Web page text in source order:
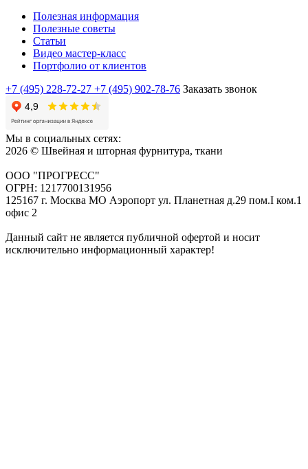
Полезная информация
Полезные советы
Статьи
Видео мастер-класс
Портфолио от клиентов
+7 (495) 228-72-27 +7 (495) 902-78-76 Заказать звонок
Мы в социальных сетях:
2026 © Швейная и шторная фурнитура, ткани
ООО "ПРОГРЕСС"
ОГРН: 1217700131956
125167 г. Москва МО Аэропорт ул. Планетная д.29 пом.I ком.1
офис 2
Данный сайт не является публичной офертой и носит
исключительно информационный характер!